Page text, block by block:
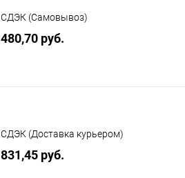
СДЭК (Самовывоз)
480,70 руб.
СДЭК (Доставка курьером)
831,45 руб.